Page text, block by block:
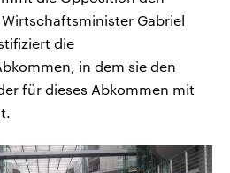
Gabriel
die
in dem sie den
für dieses Abkommen mit